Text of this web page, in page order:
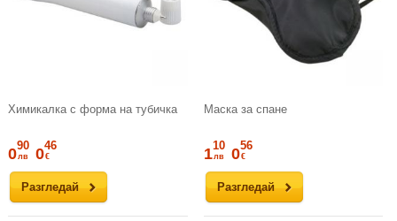
Химикалка с форма на тубичка
Разгледай
090
лв 046
€
Маска за спане
Разгледай
110
лв 056
€